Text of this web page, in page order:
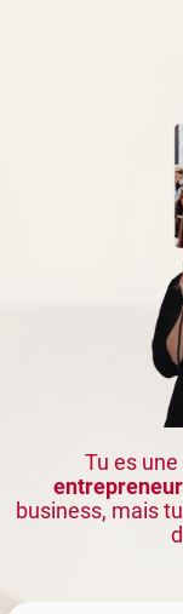
Tu es une
business, mais